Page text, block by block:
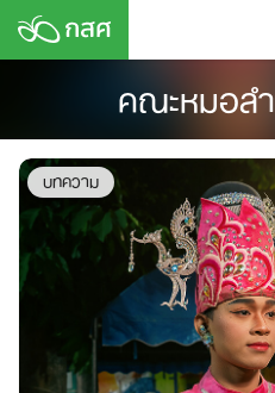
Skip
คณะหมอล
บทความ